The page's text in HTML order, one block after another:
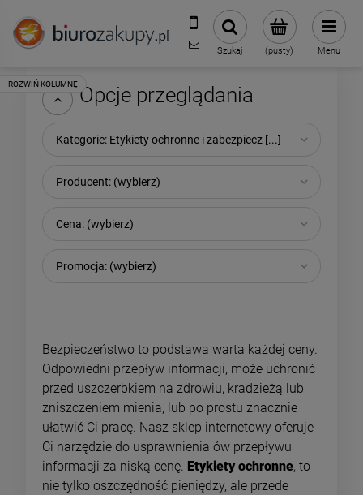
32 70 50 250
sklep@biurozakupy.pl
(pusty)
Szukaj Menu
Opcje przeglądania
Kategorie: Etykiety ochronne i zabezpiecz [...]
Producent: (wybierz)
Cena: (wybierz)
Promocja: (wybierz)
Bezpieczeństwo to podstawa warta każdej ceny.
Odpowiedni przepływ informacji, może uchronić
przed uszczerbkiem na zdrowiu, kradzieżą lub
zniszczeniem mienia, lub po prostu znacznie
ułatwić Ci pracę. Nasz sklep internetowy oferuje
Ci narzędzie do usprawnienia ów przepływu
informacji za niską cenę. Etykiety ochronne, to
nie tylko oszczędność pieniędzy, ale przede